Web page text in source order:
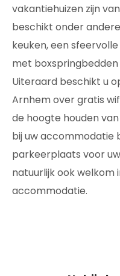
vakantiehuizen zijn
beschikt onder
keuken, een
met
Uiteraard beschikt u
Arnhem over gratis
de hoogte houden
bij uw accommodatie
parkeerplaats voor uw
natuurlijk ook welkom
accommodatie.